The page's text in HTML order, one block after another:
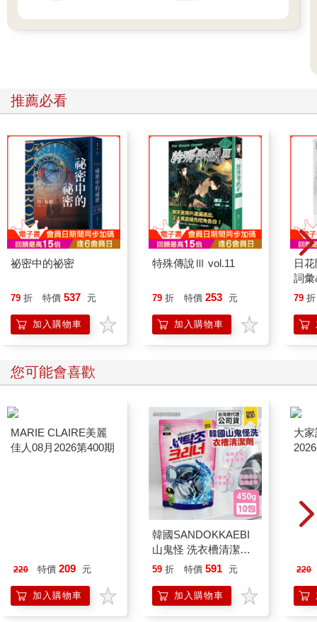
推薦必看
祕密中的祕密
79 折 特價 537 元
加入購物車
特殊傳說Ⅲ vol.11
79 折 特價 253 元
加入購物車
日
詞
79 折
您可能會喜歡
220 特價 209 元
加入購物車
韓國SANDOKKAEBI
山鬼怪 洗衣槽清潔劑
450公克-10包組
59 折 特價 591 元
加入購物車
220